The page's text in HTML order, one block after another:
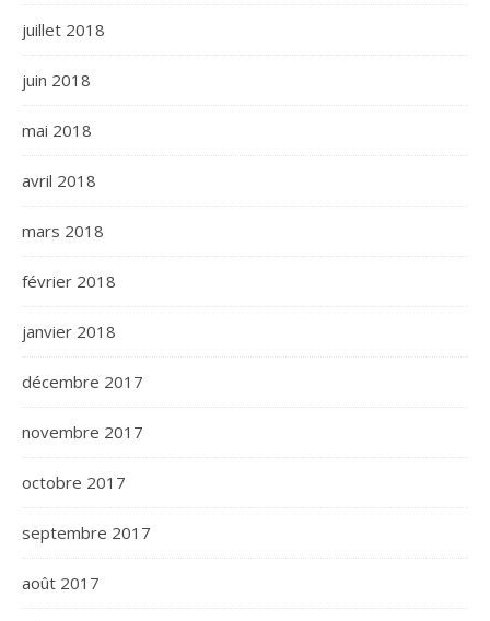
juillet 2018
juin 2018
mai 2018
avril 2018
mars 2018
février 2018
janvier 2018
décembre 2017
novembre 2017
octobre 2017
septembre 2017
août 2017